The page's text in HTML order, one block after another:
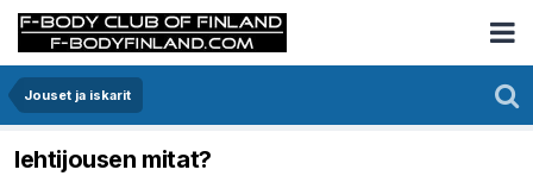
Jouset ja iskarit
lehtijousen mitat?